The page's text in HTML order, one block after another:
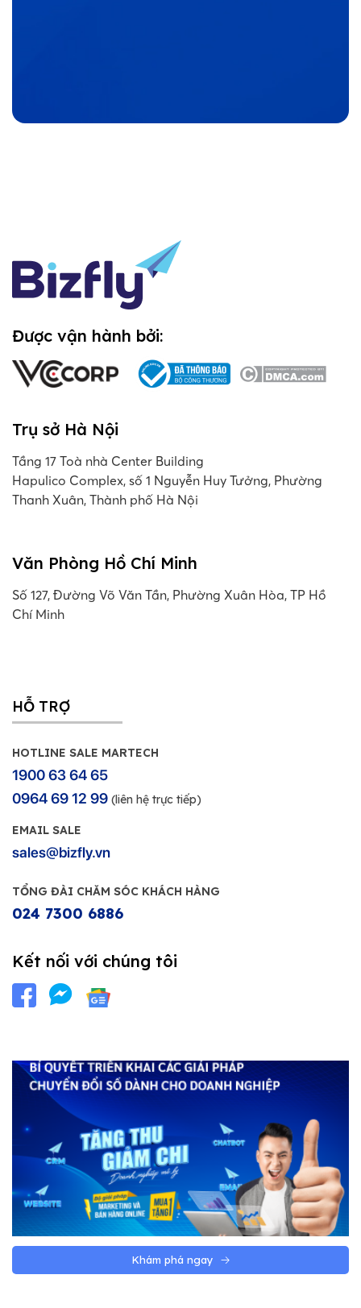
Được vận hành bởi:
Trụ sở Hà Nội
Tầng 17 Toà nhà Center Building
Hapulico Complex, số 1 Nguyễn Huy Tưởng, Phường
Thanh Xuân, Thành phố Hà Nội
Văn Phòng Hồ Chí Minh
Số 127, Đường Võ Văn Tần, Phường Xuân Hòa, TP Hồ
Chí Minh
HỖ TRỢ
HOTLINE SALE MARTECH
1900 63 64 65
0964 69 12 99 (liên hệ trực tiếp)
EMAIL SALE
sales@bizfly.vn
TỔNG ĐÀI CHĂM SÓC KHÁCH HÀNG
024 7300 6886
Kết nối với chúng tôi
Khám phá ngay